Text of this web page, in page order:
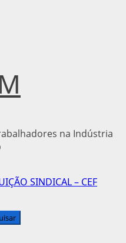
na Indústria
SINDICAL – CEF